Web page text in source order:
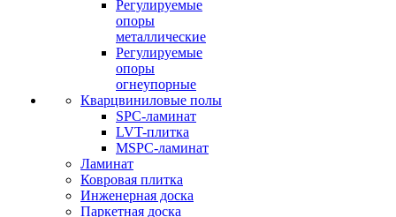
Регулируемые
опоры
металлические
Регулируемые
опоры
огнеупорные
Кварцвиниловые полы
SPC-ламинат
LVT-плитка
MSPC-ламинат
Ламинат
Ковровая плитка
Инженерная доска
Паркетная доска